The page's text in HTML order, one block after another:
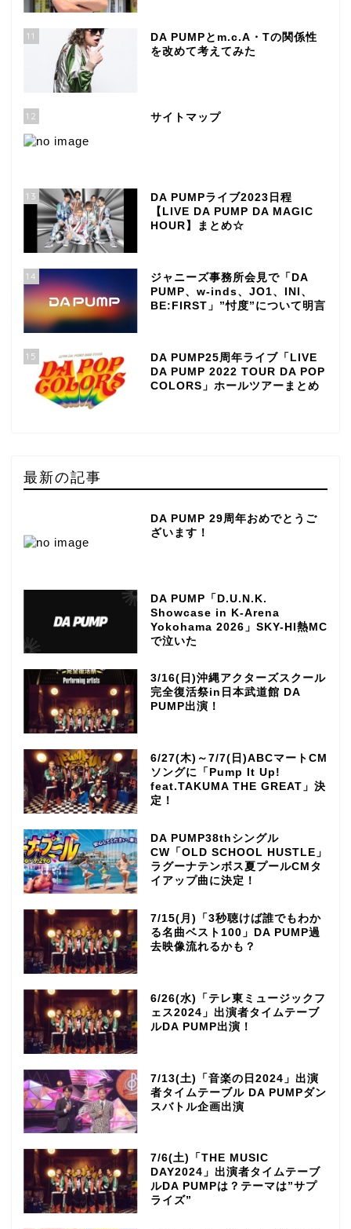
11
DA PUMPとm.c.A・Tの関係性
を改めて考えてみた
12 サイトマップ
13
DA PUMPライブ2023日程
【LIVE DA PUMP DA MAGIC
HOUR】まとめ☆
14
ジャニーズ事務所会見で「DA
PUMP、w-inds、JO1、INI、
BE:FIRST」”忖度”について明言
15
DA PUMP25周年ライブ「LIVE
DA PUMP 2022 TOUR DA POP
COLORS」ホールツアーまとめ
最新の記事
DA PUMP 29周年おめでとうご
ざいます！
DA PUMP「D.U.N.K.
Showcase in K-Arena
Yokohama 2026」SKY-HI熱MC
で泣いた
3/16(日)沖縄アクターズスクール
完全復活祭in日本武道館 DA
PUMP出演！
6/27(木)～7/7(日)ABCマートCM
ソングに「Pump It Up!
feat.TAKUMA THE GREAT」決
定！
DA PUMP38thシングル
CW「OLD SCHOOL HUSTLE」
ラグーナテンボス夏プールCMタ
イアップ曲に決定！
7/15(月)「3秒聴けば誰でもわか
る名曲ベスト100」DA PUMP過
去映像流れるかも？
6/26(水)「テレ東ミュージックフ
ェス2024」出演者タイムテーブ
ルDA PUMP出演！
7/13(土)「音楽の日2024」出演
者タイムテーブル DA PUMPダン
スバトル企画出演
7/6(土)「THE MUSIC
DAY2024」出演者タイムテーブ
ルDA PUMPは？テーマは”サプ
ライズ”